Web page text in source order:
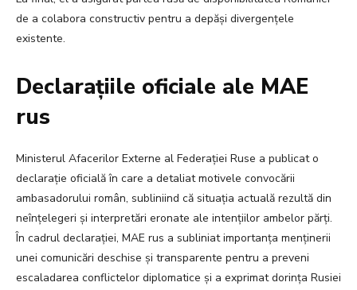
de a colabora constructiv pentru a depăși divergențele
existente.
Declarațiile oficiale ale MAE
rus
Ministerul Afacerilor Externe al Federației Ruse a publicat o
declarație oficială în care a detaliat motivele convocării
ambasadorului român, subliniind că situația actuală rezultă din
neînțelegeri și interpretări eronate ale intențiilor ambelor părți.
În cadrul declarației, MAE rus a subliniat importanța menținerii
unei comunicări deschise și transparente pentru a preveni
escaladarea conflictelor diplomatice și a exprimat dorința Rusiei